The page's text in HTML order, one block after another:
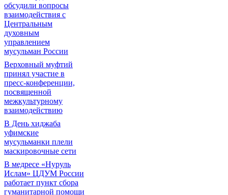
обсудили вопросы
взаимодействия с
Центральным
духовным
управлением
мусульман России
Верховный муфтий
принял участие в
пресс-конференции,
посвященной
межкультурному
взаимодействию
В День хиджаба
уфимские
мусульманки плели
маскировочные сети
В медресе «Нуруль
Ислам» ЦДУМ России
работает пункт сбора
гуманитарной помощи